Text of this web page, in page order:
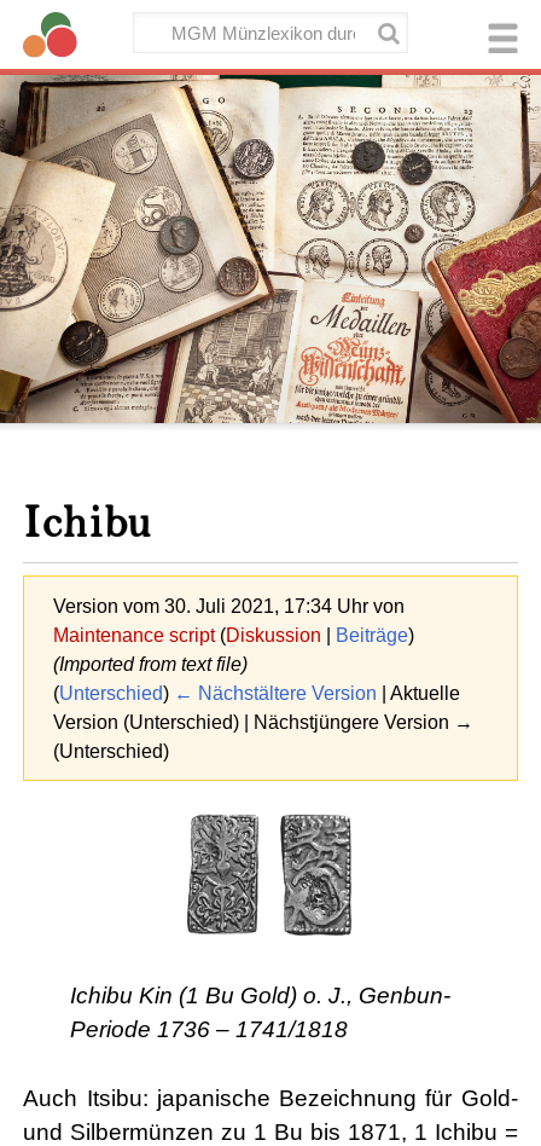
Ichibu
Version vom 30. Juli 2021, 17:34 Uhr von
Maintenance script (Diskussion | Beiträge)
(Imported from text file)
(Unterschied) ← Nächstältere Version | Aktuelle
Version (Unterschied) | Nächstjüngere Version →
(Unterschied)
Ichibu Kin (1 Bu Gold) o. J., Genbun-
Periode 1736 – 1741/1818
Auch Itsibu: japanische Bezeichnung für Gold-
und Silbermünzen zu 1 Bu bis 1871, 1 Ichibu =